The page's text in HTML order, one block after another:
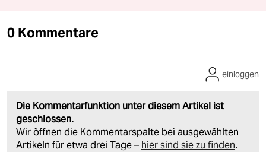
0 Kommentare
Die Kommentarfunktion unter diesem Artikel ist
geschlossen.
Wir öffnen die Kommentarspalte bei ausgewählten
Artikeln für etwa drei Tage – hier sind sie zu finden.
einloggen